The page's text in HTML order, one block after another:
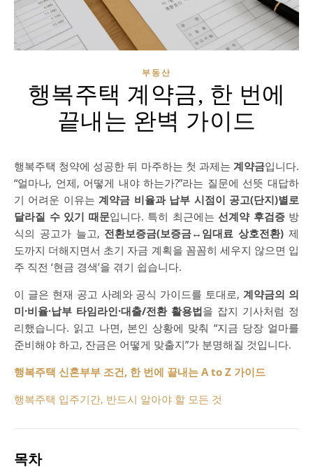
부동산
행복주택 계약금, 한 번에
끝내는 완벽 가이드
행복주택 청약에 성공한 뒤 마주하는 첫 과제는 계약금입니다.
“얼마나, 언제, 어떻게 내야 하는가?”라는 질문에 선뜻 대답하
기 어려운 이유는계약금 비율과 납부 시점이 공고(단지)별로
달라질 수 있기 때문입니다. 특히 최근에는 선계약 후검증방
식의 공고가 늘고, 전환보증금(보증금↔임대료 상호전환) 제
도까지 더해지면서 초기 자금 계획을 꼼꼼히 세우지 않으면 입
주 직전 ‘현금 경색’을 겪기 쉽습니다.
이 글은 현재 공고 사례와 공식 가이드를 토대로,계약금의 의
미·비율·납부 타임라인·대출/전환 활용법을 잡지 기사처럼 정
리했습니다. 읽고 나면, 본인 상황에 맞춰 “지금 당장 얼마를
준비해야 하고, 잔금은 어떻게 맞출지”가 분명해질 것입니다.
행복주택 신혼부부 조건, 한 번에 끝내는 A to Z 가이드
행복주택 입주기간, 반드시 알아야 할 모든 것
목차